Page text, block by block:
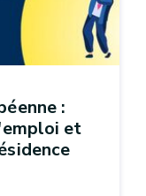
:
et